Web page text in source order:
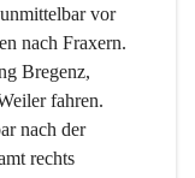
vor
nach Fraxern.
Bregenz,
fahren.
nach der
rechts